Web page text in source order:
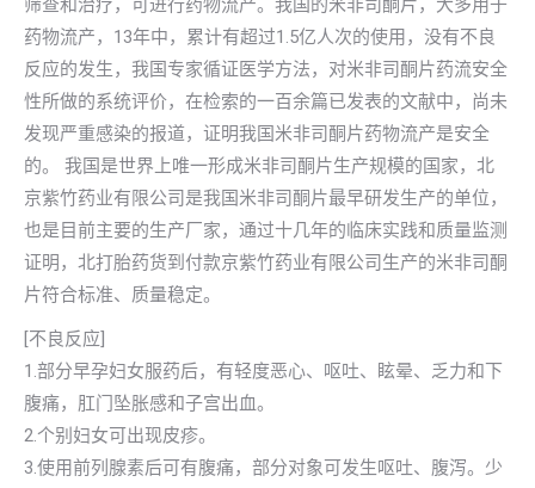
筛查和治疗，可进行药物流产。我国的米非司酮片，大多用于
药物流产，13年中，累计有超过1.5亿人次的使用，没有不良
反应的发生，我国专家循证医学方法，对米非司酮片药流安全
性所做的系统评价，在检索的一百余篇已发表的文献中，尚未
发现严重感染的报道，证明我国米非司酮片药物流产是安全
的。 我国是世界上唯一形成米非司酮片生产规模的国家，北
京紫竹药业有限公司是我国米非司酮片最早研发生产的单位，
也是目前主要的生产厂家，通过十几年的临床实践和质量监测
证明，北打胎药货到付款京紫竹药业有限公司生产的米非司酮
片符合标准、质量稳定。
[不良反应]
1.部分早孕妇女服药后，有轻度恶心、呕吐、眩晕、乏力和下
腹痛，肛门坠胀感和子宫出血。
2.个别妇女可出现皮疹。
3.使用前列腺素后可有腹痛，部分对象可发生呕吐、腹泻。少